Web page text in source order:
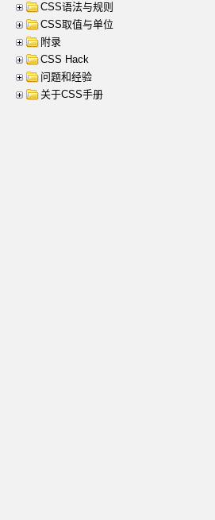
CSS语法与规则
CSS取值与单位
附录
CSS Hack
问题和经验
关于CSS手册